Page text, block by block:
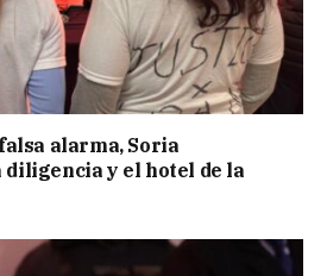
alarma, Soria
diligencia y el hotel de la